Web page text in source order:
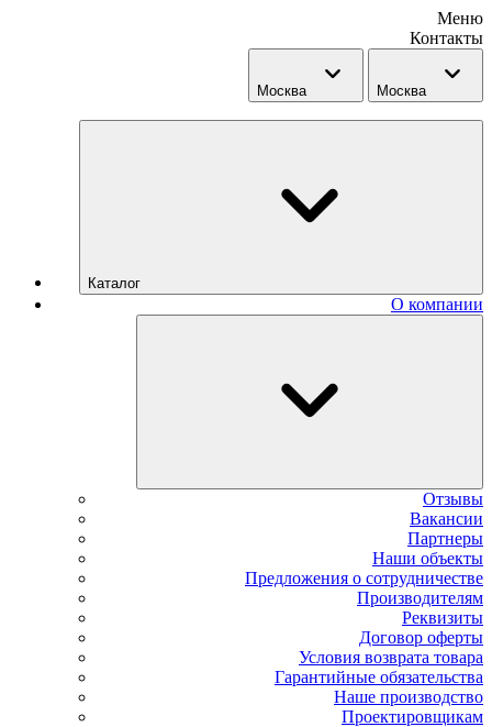
Меню
Контакты
Москва Москва
Каталог
О компании
Отзывы
Вакансии
Партнеры
Наши объекты
Предложения о сотрудничестве
Производителям
Реквизиты
Договор оферты
Условия возврата товара
Гарантийные обязательства
Наше производство
Проектировщикам